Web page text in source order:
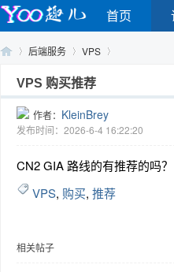
首页
后端服务
›
VPS
›
VPS 购买推荐
作者： KleinBrey
发布时间：2026-6-4 16:22:20
CN2 GIA 路线的有推荐的吗？
VPS, 购买, 推荐
相关帖子